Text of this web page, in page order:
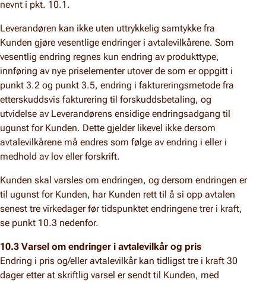
nevnt i pkt. 10.1.
Leverandøren kan ikke uten uttrykkelig samtykke fra
Kunden gjøre vesentlige endringer i avtalevilkårene. Som
vesentlig endring regnes kun endring av produkttype,
innføring av nye priselementer utover de som er oppgitt i
punkt 3.2 og punkt 3.5, endring i faktureringsmetode fra
etterskuddsvis fakturering til forskuddsbetaling, og
utvidelse av Leverandørens ensidige endringsadgang til
ugunst for Kunden. Dette gjelder likevel ikke dersom
avtalevilkårene må endres som følge av endring i eller i
medhold av lov eller forskrift.
Kunden skal varsles om endringen, og dersom endringen er
til ugunst for Kunden, har Kunden rett til å si opp avtalen
senest tre virkedager før tidspunktet endringene trer i kraft,
se punkt 10.3 nedenfor.
10.3 Varsel om endringer i avtalevilkår og pris
Endring i pris og/eller avtalevilkår kan tidligst tre i kraft 30
dager etter at skriftlig varsel er sendt til Kunden, med